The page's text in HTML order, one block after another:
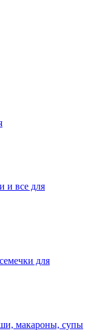
и все для
для
макароны, супы